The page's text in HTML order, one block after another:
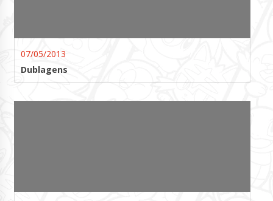
07/05/2013
Dublagens